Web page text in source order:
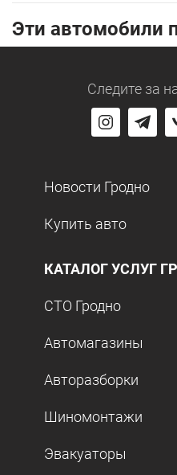
Эти автомобили
Следите за
Новости Гродно
Купить авто
КАТАЛОГ УСЛУГ
СТО Гродно
Автомагазины
Авторазборки
Шиномонтажи
Эвакуаторы